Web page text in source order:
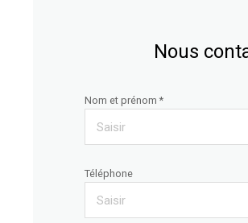
Nous
Nom et prénom *
Téléphone